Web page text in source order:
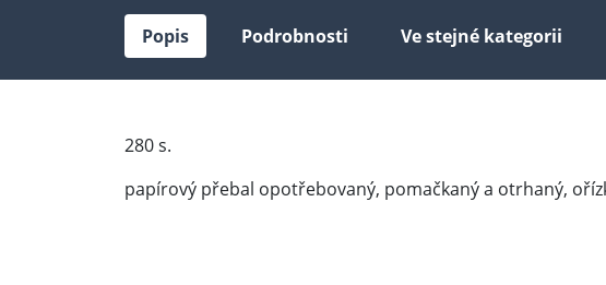
Popis Podrobnosti Ve stejné kategorii
280 s.
papírový přebal opotřebovaný, pomačkaný a otrhaný,